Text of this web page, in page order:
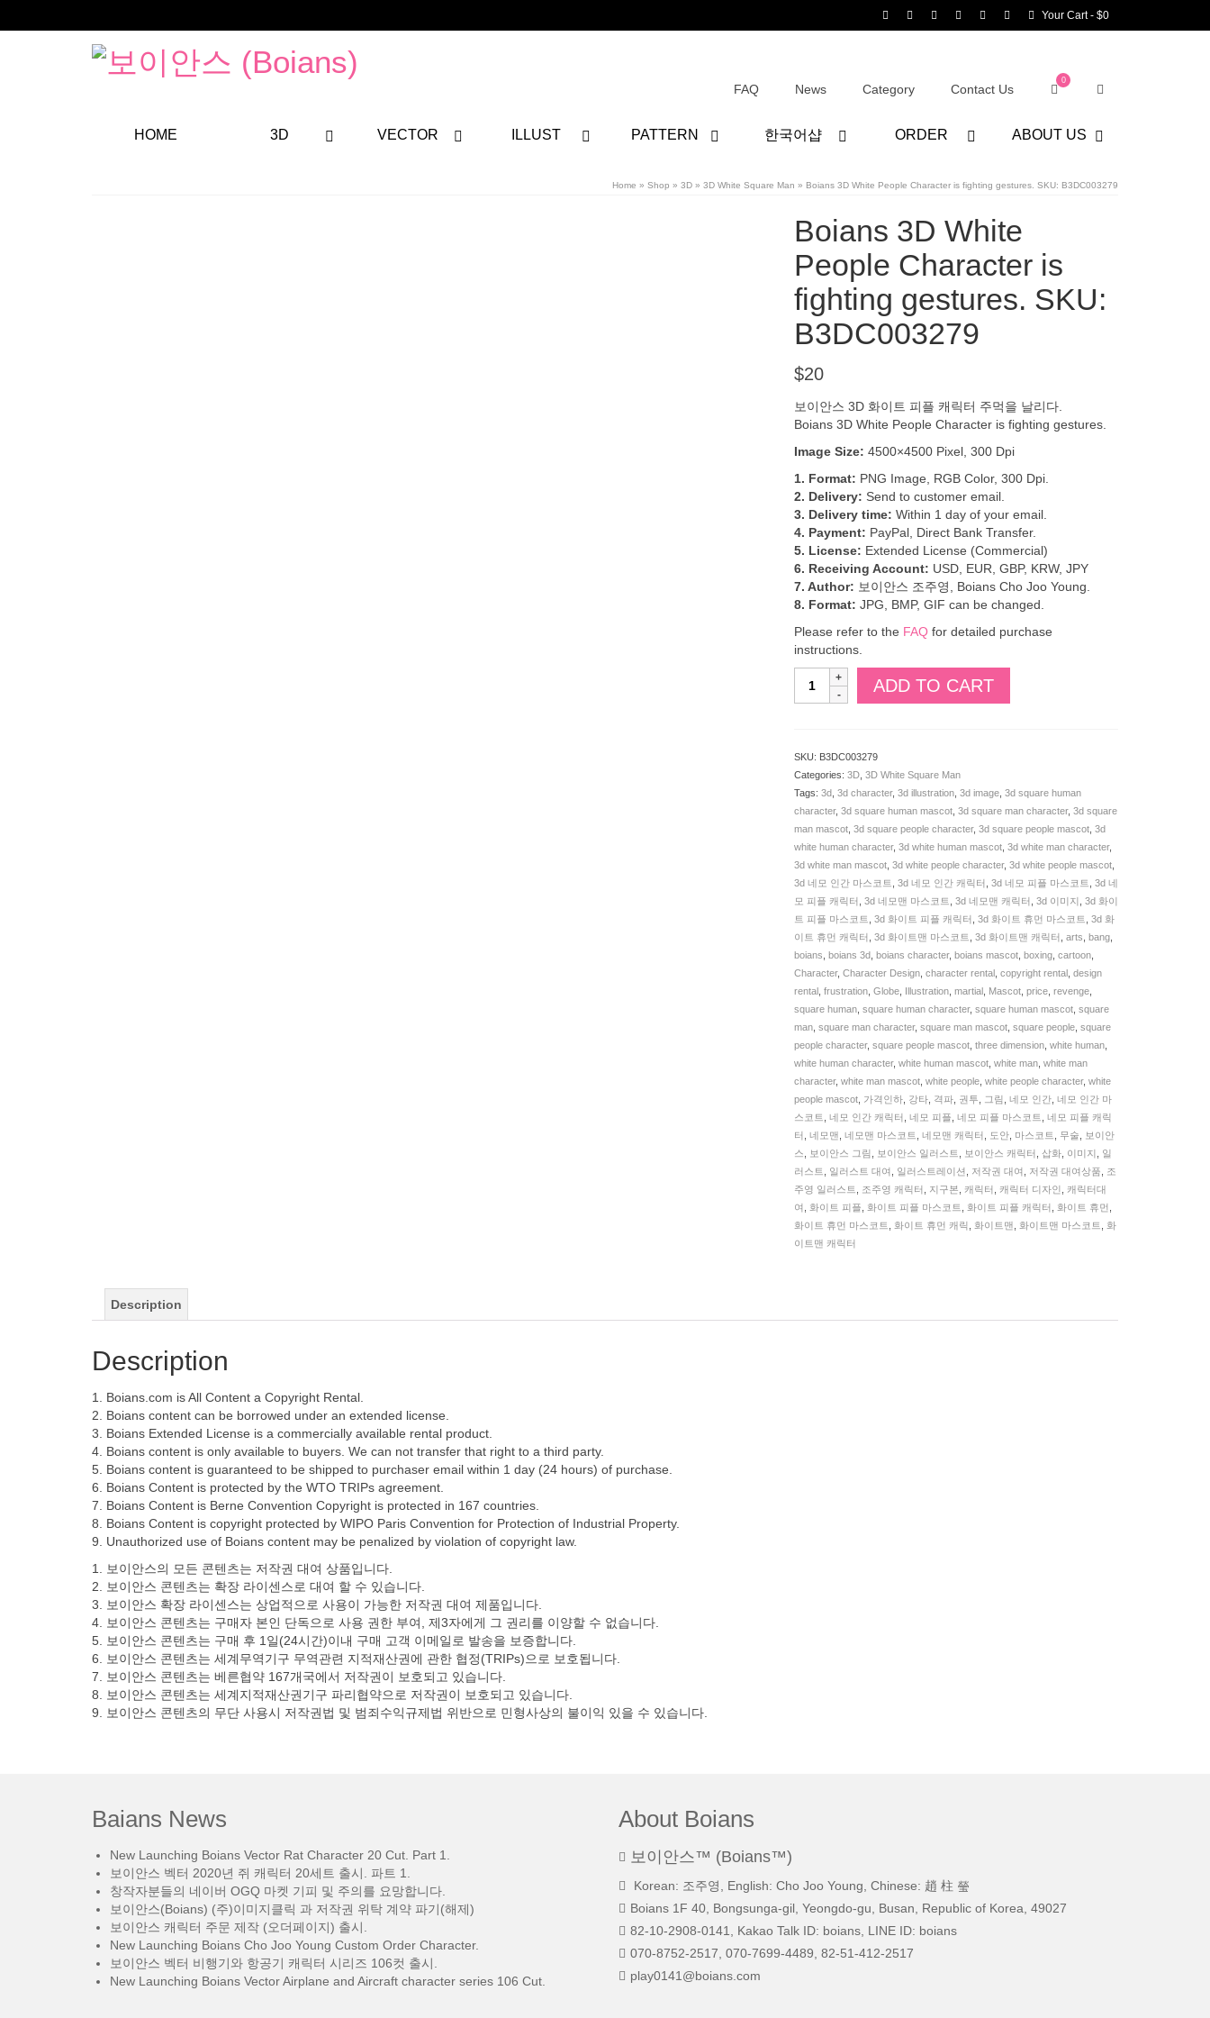
Your Cart- $0
FAQ News Category Contact Us
0
HOME 3D VECTOR ILLUST PATTERN 한국어샵 ORDER ABOUT US
Home » Shop » 3D » 3D White Square Man » Boians 3D White People Character is fighting gestures. SKU: B3DC003279
Boians 3D White
People Character is
fighting gestures. SKU:
B3DC003279
$20
보이안스 3D 화이트 피플 캐릭터 주먹을 날리다.
Boians 3D White People Character is fighting gestures.
Image Size: 4500×4500 Pixel, 300 Dpi
1. Format: PNG Image, RGB Color, 300 Dpi.
2. Delivery: Send to customer email.
3. Delivery time: Within 1 day of your email.
4. Payment: PayPal, Direct Bank Transfer.
5. License: Extended License (Commercial)
6. Receiving Account: USD, EUR, GBP, KRW, JPY
7. Author: 보이안스 조주영, Boians Cho Joo Young.
8. Format: JPG, BMP, GIF can be changed.
Please refer to the FAQ for detailed purchase
instructions.
Boians
3D
fighting
gestures.
B3DC003279
ADD TO CART
SKU: B3DC003279
Categories: 3D 3D White Square Man
Tags: 3d 3d character, 3d illustration 3d image 3d square human
character, 3d square human mascot 3d square man character, 3d square
man mascot 3d square people character, 3d square people mascot 3d
white human character, 3d white human mascot 3d white man character,
3d white man mascot 3d white people character, 3d white people mascot
3d 네모 인간 마스코트
3d 네모 인간 캐릭터 3d 네모 피플 마스코트
3d 네
모 피플 캐릭터
3d 네모맨 마스코트 3d 네모맨 캐릭터 3d 이미지
3d 화이
트 피플 마스코트
3d 화이트 피플 캐릭터 3d 화이트 휴먼 마스코트
3d 화
이트 휴먼 캐릭터
3d 화이트맨 마스코트 3d 화이트맨 캐릭터 arts bang
boians boians 3d boians character, boians mascot boxing cartoon
Character, Character Design character rental copyright rental design
rental frustration Globe Illustration martial Mascot price revenge
square human square human character, square human mascot square
man square man character, square man mascot square people square
people character, square people mascot three dimension white human
white human character, white human mascot white man white man
character, white man mascot white people white people character, white
people mascot 가격인하 강타 격파 권투 그림 네모 인간 네모 인간 마
스코트
네모 인간 캐릭터 네모 피플 네모 피플 마스코트
네모 피플 캐릭
터
네모맨 네모맨 마스코트 네모맨 캐릭터 도안 마스코트 무술
보이안
스
보이안스 그림 보이안스 일러스트 보이안스 캐릭터 삽화 이미지
일
러스트
일러스트 대여 일러스트레이션 저작권 대여 저작권 대여상품
조
주영 일러스트
조주영 캐릭터 지구본 캐릭터 캐릭터 디자인
캐릭터대
여
화이트 피플 화이트 피플 마스코트 화이트 피플 캐릭터 화이트 휴먼
화이트 휴먼 마스코트
화이트 휴먼 캐릭 화이트맨 화이트맨 마스코트
화
이트맨 캐릭터
Description
Description
1. Boians.com is All Content a Copyright Rental.
2. Boians content can be borrowed under an extended license.
3. Boians Extended License is a commercially available rental product.
4. Boians content is only available to buyers. We can not transfer that right to a third party.
5. Boians content is guaranteed to be shipped to purchaser email within 1 day (24 hours) of purchase.
6. Boians Content is protected by the WTO TRIPs agreement.
7. Boians Content is Berne Convention Copyright is protected in 167 countries.
8. Boians Content is copyright protected by WIPO Paris Convention for Protection of Industrial Property.
9. Unauthorized use of Boians content may be penalized by violation of copyright law.
1. 보이안스의 모든 콘텐츠는 저작권 대여 상품입니다.
2. 보이안스 콘텐츠는 확장 라이센스로 대여 할 수 있습니다.
3. 보이안스 확장 라이센스는 상업적으로 사용이 가능한 저작권 대여 제품입니다.
4. 보이안스 콘텐츠는 구매자 본인 단독으로 사용 권한 부여, 제3자에게 그 권리를 이양할 수 없습니다.
5. 보이안스 콘텐츠는 구매 후 1일(24시간)이내 구매 고객 이메일로 발송을 보증합니다.
6. 보이안스 콘텐츠는 세계무역기구 무역관련 지적재산권에 관한 협정(TRIPs)으로 보호됩니다.
7. 보이안스 콘텐츠는 베른협약 167개국에서 저작권이 보호되고 있습니다.
8. 보이안스 콘텐츠는 세계지적재산권기구 파리협약으로 저작권이 보호되고 있습니다.
9. 보이안스 콘텐츠의 무단 사용시 저작권법 및 범죄수익규제법 위반으로 민형사상의 불이익 있을 수 있습니다.
Baians News
New Launching Boians Vector Rat Character 20 Cut. Part 1.
보이안스 벡터 2020년 쥐 캐릭터 20세트 출시. 파트 1.
창작자분들의 네이버 OGQ 마켓 기피 및 주의를 요망합니다.
보이안스(Boians) (주)이미지클릭 과 저작권 위탁 계약 파기(해제)
보이안스 캐릭터 주문 제작 (오더페이지) 출시.
New Launching Boians Cho Joo Young Custom Order Character.
보이안스 벡터 비행기와 항공기 캐릭터 시리즈 106컷 출시.
New Launching Boians Vector Airplane and Aircraft character series 106 Cut.
About Boians
보이안스™ (Boians™)
Korean: 조주영, English: Cho Joo Young, Chinese: 趙 柱 瑩
Boians 1F 40, Bongsunga-gil, Yeongdo-gu, Busan, Republic of Korea, 49027
82-10-2908-0141, Kakao Talk ID: boians, LINE ID: boians
070-8752-2517, 070-7699-4489, 82-51-412-2517
play0141@boians.com